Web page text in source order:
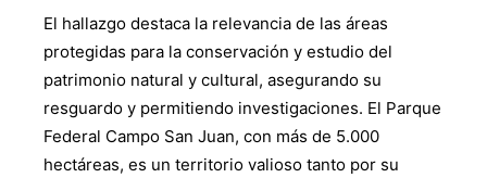
El hallazgo destaca la relevancia de las áreas
protegidas para la conservación y estudio del
patrimonio natural y cultural, asegurando su
resguardo y permitiendo investigaciones. El Parque
Federal Campo San Juan, con más de 5.000
hectáreas, es un territorio valioso tanto por su